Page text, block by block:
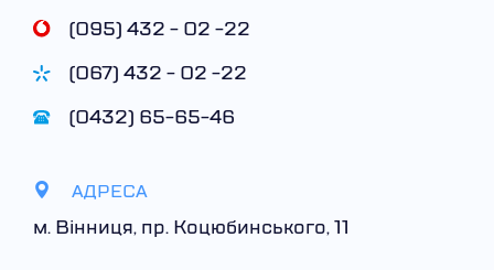
(095) 432 - 02 -22
(067) 432 - 02 -22
(0432) 65-65-46
АДРЕСА
м. Вінниця, пр. Коцюбинського, 11